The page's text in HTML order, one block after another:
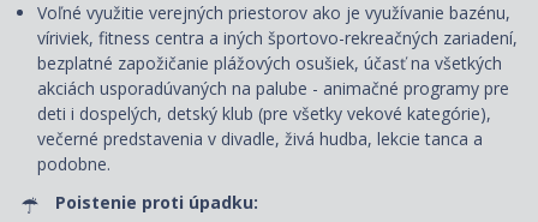
Voľné využitie verejných priestorov ako je využívanie bazénu,
víriviek, fitness centra a iných športovo-rekreačných zariadení,
bezplatné zapožičanie plážových osušiek, účasť na všetkých
akciách usporadúvaných na palube - animačné programy pre
deti i dospelých, detský klub (pre všetky vekové kategórie),
večerné predstavenia v divadle, živá hudba, lekcie tanca a
podobne.
Poistenie proti úpadku: